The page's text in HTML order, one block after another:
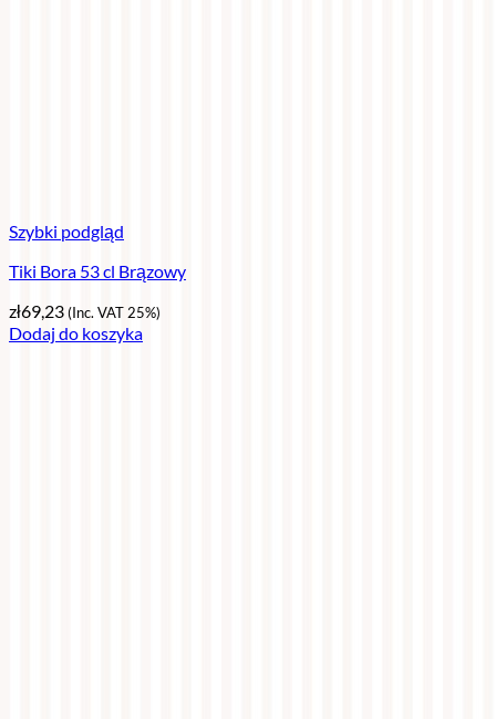
Szybki podgląd
Tiki Bora 53 cl Brązowy
zł69,23(Inc. VAT 25%)
Dodaj do koszyka